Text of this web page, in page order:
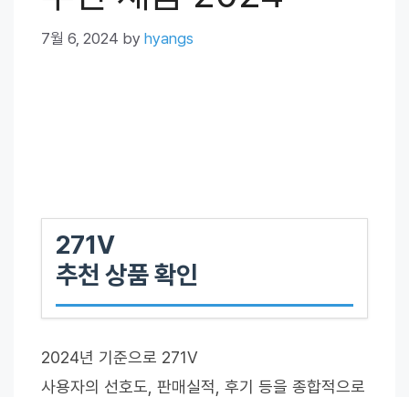
7월 6, 2024 by hyangs
271V
추천 상품 확인
2024년 기준으로 271V
사용자의 선호도, 판매실적, 후기 등을 종합적으로